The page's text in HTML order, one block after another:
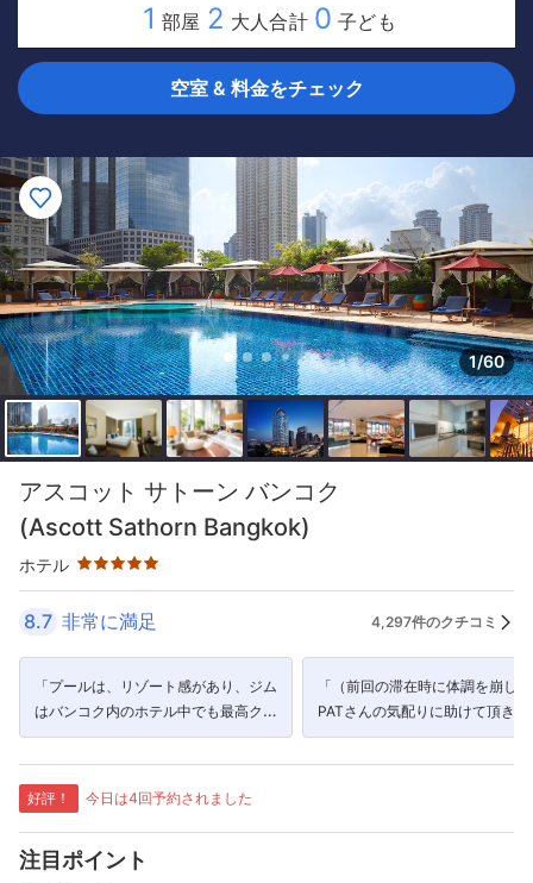
1 部屋 2 大人合計 0 子ども
空室 & 料金をチェック
1/60
アスコット サトーン バンコク
(Ascott Sathorn Bangkok)
ホテル
星評価 5つ星
8.7 非常に満足 4,297件のクチコミ
「プールは、リゾート感があり、ジム
はバンコク内のホテル中でも最高クラ
スに広くて充実しています。」
「（前回の滞在時に体調を崩し
PATさんの気配りに助けて頂きま
た。ありがとうございました！
好評！ 今日は4回予約されました
注目ポイント